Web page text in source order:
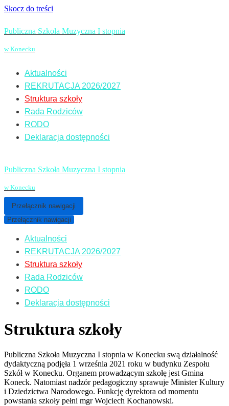
Skocz do treści
Publiczna Szkoła Muzyczna I stopnia
w Konecku
Aktualności
REKRUTACJA 2026/2027
Struktura szkoły
Rada Rodziców
RODO
Deklaracja dostępności
Publiczna Szkoła Muzyczna I stopnia
w Konecku
Przełącznik nawigacji
Przełącznik nawigacji
Aktualności
REKRUTACJA 2026/2027
Struktura szkoły
Rada Rodziców
RODO
Deklaracja dostępności
Struktura szkoły
Publiczna Szkoła Muzyczna I stopnia w Konecku swą działalność
dydaktyczną podjęła 1 września 2021 roku w budynku Zespołu
Szkół w Konecku. Organem prowadzącym szkołę jest Gmina
Koneck. Natomiast nadzór pedagogiczny sprawuje Minister Kultury
i Dziedzictwa Narodowego. Funkcję dyrektora od momentu
powstania szkoły pełni mgr Wojciech Kochanowski.